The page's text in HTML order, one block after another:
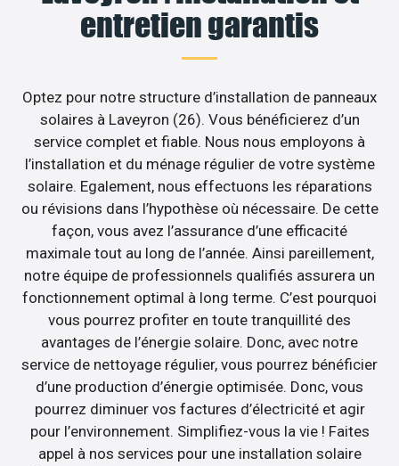
entretien garantis
Optez pour notre structure d’installation de panneaux
solaires à Laveyron (26). Vous bénéficierez d’un
service complet et fiable. Nous nous employons à
l’installation et du ménage régulier de votre système
solaire. Egalement, nous effectuons les réparations
ou révisions dans l’hypothèse où nécessaire. De cette
façon, vous avez l’assurance d’une efficacité
maximale tout au long de l’année. Ainsi pareillement,
notre équipe de professionnels qualifiés assurera un
fonctionnement optimal à long terme. C’est pourquoi
vous pourrez profiter en toute tranquillité des
avantages de l’énergie solaire. Donc, avec notre
service de nettoyage régulier, vous pourrez bénéficier
d’une production d’énergie optimisée. Donc, vous
pourrez diminuer vos factures d’électricité et agir
pour l’environnement. Simplifiez-vous la vie ! Faites
appel à nos services pour une installation solaire